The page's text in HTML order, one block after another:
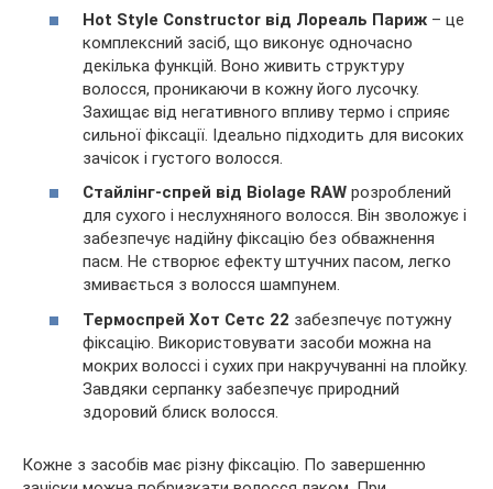
Hot Style Constructor від Лореаль Париж – це
комплексний засіб, що виконує одночасно
декілька функцій. Воно живить структуру
волосся, проникаючи в кожну його лусочку.
Захищає від негативного впливу термо і сприяє
сильної фіксації. Ідеально підходить для високих
зачісок і густого волосся.
Стайлінг-спрей від Biolage RAW розроблений
для сухого і неслухняного волосся. Він зволожує і
забезпечує надійну фіксацію без обважнення
пасм. Не створює ефекту штучних пасом, легко
змивається з волосся шампунем.
Термоспрей Хот Сетс 22 забезпечує потужну
фіксацію. Використовувати засоби можна на
мокрих волоссі і сухих при накручуванні на плойку.
Завдяки серпанку забезпечує природний
здоровий блиск волосся.
Кожне з засобів має різну фіксацію. По завершенню